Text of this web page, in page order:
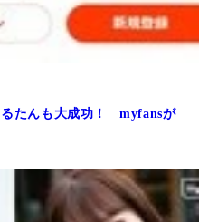
るたんも大成功！ myfansが